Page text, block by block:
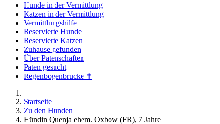
Hunde in der Vermittlung
Katzen in der Vermittlung
Vermittlungshilfe
Reservierte Hunde
Reservierte Katzen
Zuhause gefunden
Über Patenschaften
Paten gesucht
Regenbogenbrücke ✝
Startseite
Zu den Hunden
Hündin Quenja ehem. Oxbow (FR), 7 Jahre